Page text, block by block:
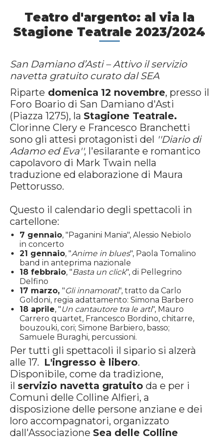
Teatro d'argento: al via la
Stagione Teatrale 2023/2024
San Damiano d’Asti – Attivo il servizio
navetta gratuito curato dal SEA
Riparte domenica 12 novembre, presso il
Foro Boario di San Damiano d'Asti
(Piazza 1275), la Stagione Teatrale.
Clorinne Clery e Francesco Branchetti
sono gli attesi protagonisti del ''Diario di
Adamo ed Eva'', l'esilarante e romantico
capolavoro di Mark Twain nella
traduzione ed elaborazione di Maura
Pettorusso.
Questo il calendario degli spettacoli in
cartellone:
7 gennaio, "Paganini Mania", Alessio Nebiolo
in concerto
21 gennaio, "Anime in blues", Paola Tomalino
band in anteprima nazionale
18 febbraio, "Basta un click", di Pellegrino
Delfino
17 marzo, "Gli innamorati", tratto da Carlo
Goldoni, regia adattamento: Simona Barbero
18 aprile, "Un cantautore tra le arti", Mauro
Carrero quartet, Francesco Bordino, chitarre,
bouzouki, cori; Simone Barbiero, basso;
Samuele Buraghi, percussioni.
Per tutti gli spettacoli il sipario si alzerà
alle 17. L'ingresso è libero.
Disponibile, come da tradizione,
il servizio navetta gratuito da e per i
Comuni delle Colline Alfieri, a
disposizione delle persone anziane e dei
loro accompagnatori, organizzato
dall'Associazione Sea delle Colline